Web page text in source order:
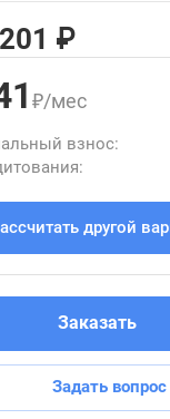
₽
₽/мес
взнос:
другой
Заказать
Задать вопрос